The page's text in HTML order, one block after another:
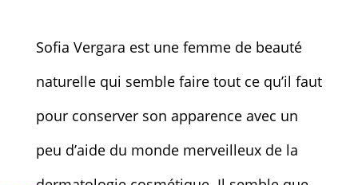
Sofia Vergara est une femme de beauté
naturelle qui semble faire tout ce qu’il faut
pour conserver son apparence avec un
peu d’aide du monde merveilleux de la